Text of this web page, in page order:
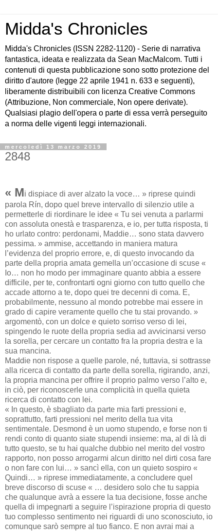
Midda's Chronicles
Midda's Chronicles (ISSN 2282-1120) - Serie di narrativa
fantastica, ideata e realizzata da Sean MacMalcom. Tutti i
contenuti di questa pubblicazione sono sotto protezione del
diritto d'autore (legge 22 aprile 1941 n. 633 e seguenti),
liberamente distribuibili con licenza Creative Commons
(Attribuzione, Non commerciale, Non opere derivate).
Qualsiasi plagio dell'opera o parte di essa verrà perseguito
a norma delle vigenti leggi internazionali.
mercoledì 13 marzo 2019
2848
« Mi dispiace di aver alzato la voce… » riprese quindi
parola Rín, dopo quel breve intervallo di silenzio utile a
permetterle di riordinare le idee « Tu sei venuta a parlarmi
con assoluta onestà e trasparenza, e io, per tutta risposta, ti
ho urlato contro: perdonami, Maddie… sono stata davvero
pessima. » ammise, accettando in maniera matura
l’evidenza del proprio errore, e, di questo invocando da
parte della propria amata gemella un’occasione di scuse «
Io… non ho modo per immaginare quanto abbia a essere
difficile, per te, confrontarti ogni giorno con tutto quello che
accade attorno a te, dopo quei tre decenni di coma. E,
probabilmente, nessuno al mondo potrebbe mai essere in
grado di capire veramente quello che tu stai provando. »
argomentò, con un dolce e quieto sorriso verso di lei,
spingendo le ruote della propria sedia ad avvicinarsi verso
la sorella, per cercare un contatto fra la propria destra e la
sua mancina.
Maddie non rispose a quelle parole, né, tuttavia, si sottrasse
alla ricerca di contatto da parte della sorella, rigirando, anzi,
la propria mancina per offrire il proprio palmo verso l’alto e,
in ciò, per riconoscerle una complicità in quella quieta
ricerca di contatto con lei.
« In questo, è sbagliato da parte mia farti pressioni e,
soprattutto, farti pressioni nel merito della tua vita
sentimentale. Desmond è un uomo stupendo, e forse non ti
rendi conto di quanto siate stupendi insieme: ma, al di là di
tutto questo, se tu hai qualche dubbio nel merito del vostro
rapporto, non posso arrogarmi alcun diritto nel dirti cosa fare
o non fare con lui… » sancì ella, con un quieto sospiro «
Quindi… » riprese immediatamente, a concludere quel
breve discorso di scuse « … desidero solo che tu sappia
che qualunque avrà a essere la tua decisione, fosse anche
quella di impegnarti a seguire l’ispirazione propria di questo
tuo complesso sentimento nei riguardi di uno sconosciuto, io
comunque sarò sempre al tuo fianco. E non avrai mai a